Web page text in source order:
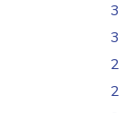
3
3
2
2